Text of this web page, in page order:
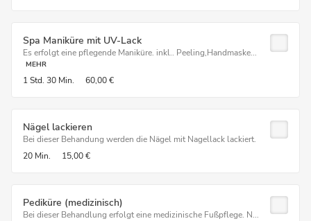
Spa Maniküre mit UV-Lack
Es erfolgt eine pflegende Maniküre. inkl.. Peeling,Handmaske...
MEHR
1 Std. 30 Min. 60,00 €
Nägel lackieren
Bei dieser Behandung werden die Nägel mit Nagellack lackiert.
20 Min.
15,00 €
Pediküre (medizinisch)
Bei dieser Behandlung erfolgt eine medizinische Fußpflege. N...